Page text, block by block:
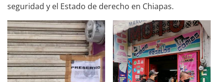
seguridad y el Estado de derecho en Chiapas.